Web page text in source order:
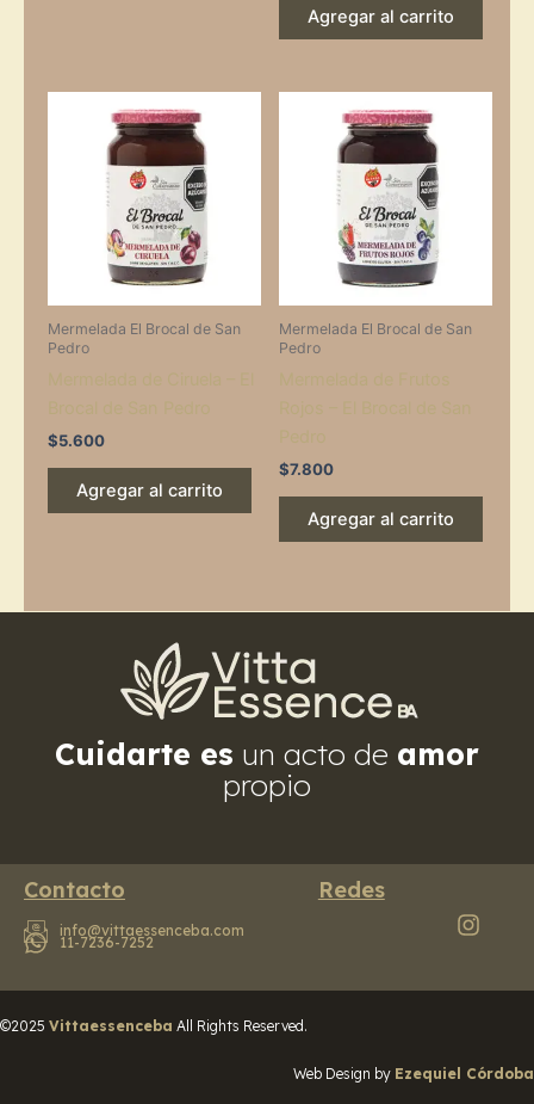
Agregar al carrito
Mermelada El Brocal de San
Pedro
$5.600
Agregar al carrito
Mermelada El Brocal de San
Pedro
$7.800
Agregar al carrito
Cuidarte es un acto de amor
propio
Contacto
info@vittaessenceba.com
11-7236-7252
Redes
©2025 Vittaessenceba All Rights Reserved.
Web Design by Ezequiel Córdoba